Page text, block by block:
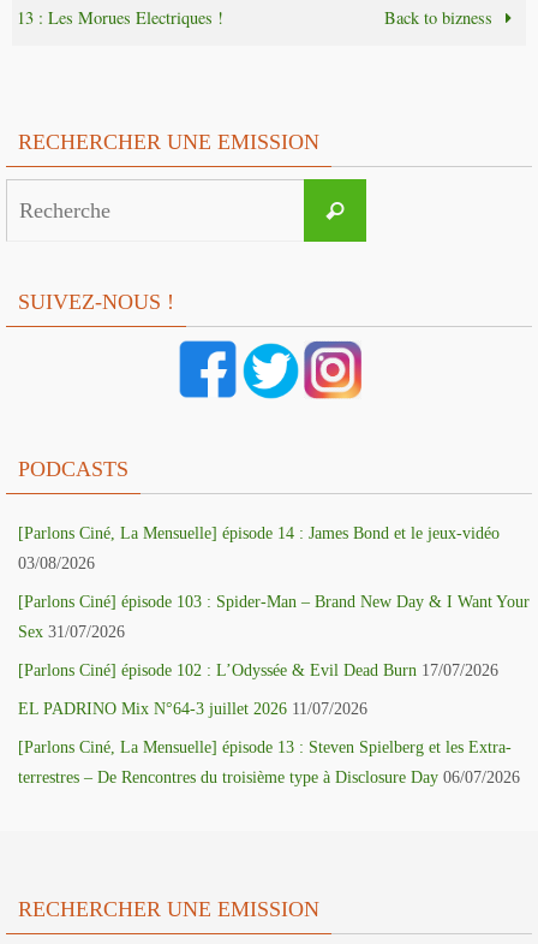
13 : Les Morues Electriques !
Back to bizness
RECHERCHER UNE EMISSION
Recherche
SUIVEZ-NOUS !
PODCASTS
[Parlons Ciné, La Mensuelle] épisode 14 : James Bond et le jeux-vidéo
03/08/2026
[Parlons Ciné] épisode 103 : Spider-Man – Brand New Day & I Want Your
Sex 31/07/2026
[Parlons Ciné] épisode 102 : L’Odyssée & Evil Dead Burn 17/07/2026
EL PADRINO Mix N°64-3 juillet 2026 11/07/2026
[Parlons Ciné, La Mensuelle] épisode 13 : Steven Spielberg et les Extra-
terrestres – De Rencontres du troisième type à Disclosure Day 06/07/2026
RECHERCHER UNE EMISSION